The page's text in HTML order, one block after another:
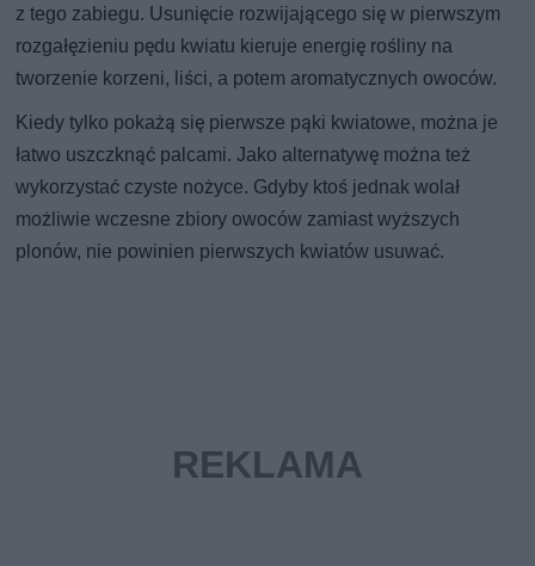
z tego zabiegu. Usunięcie rozwijającego się w pierwszym
rozgałęzieniu pędu kwiatu kieruje energię rośliny na
tworzenie korzeni, liści, a potem aromatycznych owoców.
Kiedy tylko pokażą się pierwsze pąki kwiatowe, można je
łatwo uszczknąć palcami. Jako alternatywę można też
wykorzystać czyste nożyce. Gdyby ktoś jednak wolał
możliwie wczesne zbiory owoców zamiast wyższych
plonów, nie powinien pierwszych kwiatów usuwać.